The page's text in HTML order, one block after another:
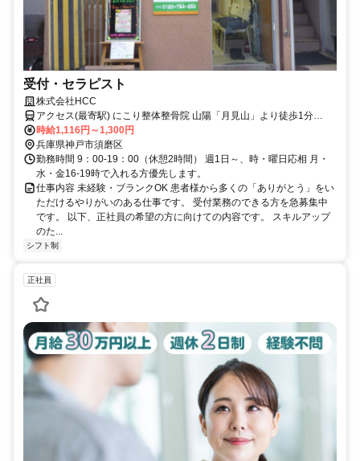
受付・セラピスト
株式会社HCC
アクセス(最寄駅) にこり整体整骨院 山陽「月見山」より徒歩1分
JR「須磨海浜公園」より徒歩8分
時給1,116円～1,300円
兵庫県神戸市須磨区
勤務時間 9：00-19：00（休憩2時間） 週1日～、時・曜日応相 月・
水・金16-19時で入れる方優先します。
仕事内容 未経験・ブランクOK 患者様から多くの「ありがとう」をい
ただけるやりがいのある仕事です。 受付業務のできる方を急募集中
です。 以下、正社員の希望の方に向けての内容です。 スキルアップ
のた...
シフト制
正社員